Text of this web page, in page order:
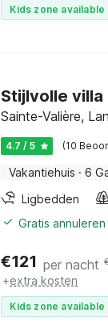
Kids zone available
Stijlvolle villa
Sainte-Valière,
4.7 / 5 (10
Vakantiehuis · 6
Ligbedden
Gratis
€121 per nacht
+extra kosten
Kids zone available